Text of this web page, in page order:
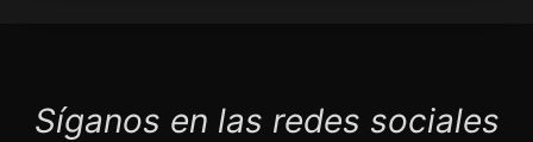
Síganos en las redes sociales